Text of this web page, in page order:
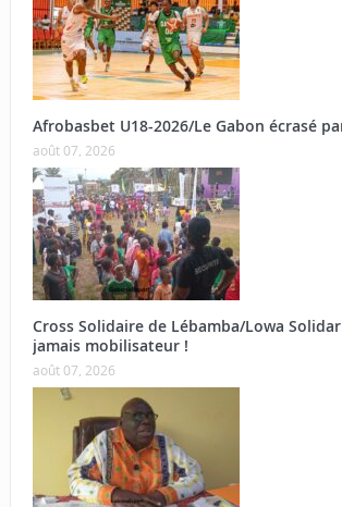
Afrobasbet U18-2026/Le Gabon écrasé
août 07, 2026
Cross Solidaire de Lébamba/Lowa
jamais mobilisateur !
août 07, 2026